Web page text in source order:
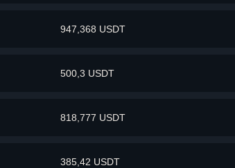
947,368 USDT
500,3 USDT
818,777 USDT
385,42 USDT